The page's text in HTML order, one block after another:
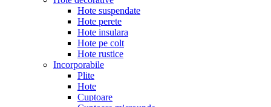
Hote suspendate
Hote perete
Hote insulara
Hote pe colt
Hote rustice
Incorporabile
Plite
Hote
Cuptoare